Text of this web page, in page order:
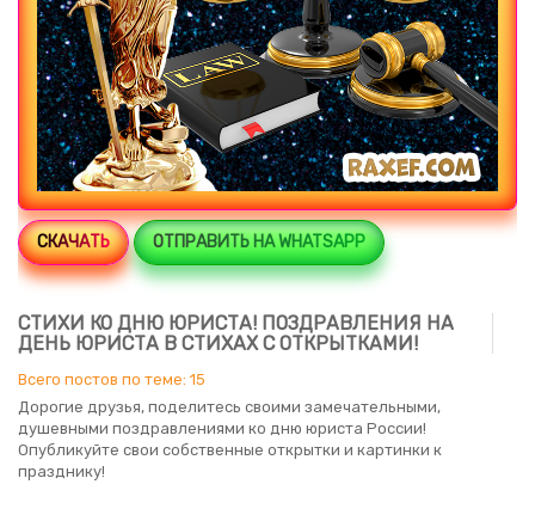
СКАЧАТЬ ОТПРАВИТЬ НА WHATSAPP
СТИХИ КО ДНЮ ЮРИСТА! ПОЗДРАВЛЕНИЯ НА
ДЕНЬ ЮРИСТА В СТИХАХ С ОТКРЫТКАМИ!
Всего постов по теме: 15
Дорогие друзья, поделитесь своими замечательными,
душевными поздравлениями ко дню юриста России!
Опубликуйте свои собственные открытки и картинки к
празднику!